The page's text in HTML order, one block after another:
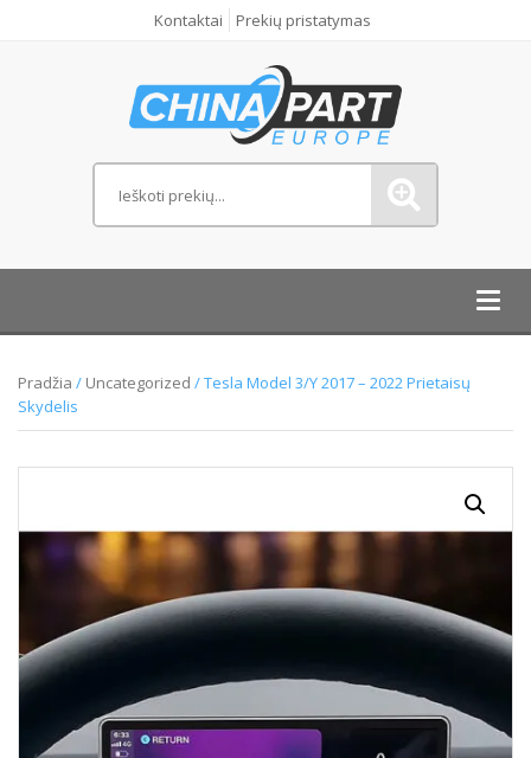
Kontaktai Prekių pristatymas
Pradžia / Uncategorized / Tesla Model 3/Y 2017 – 2022 Prietaisų
Skydelis